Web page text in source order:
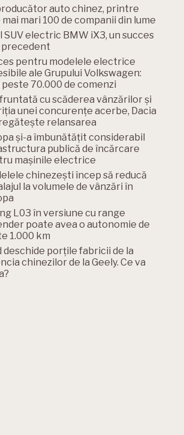
auto chinez, printre
mari 100 de companii din lume
SUV electric BMW iX3, un succes
pentru modelele electrice
ale Grupului Volkswagen:
peste 70.000 de comenzi
cu scăderea vânzărilor și
unei concurențe acerbe, Dacia
relansarea
și-a îmbunătățit considerabil
publică de încărcare
mașinile electrice
chinezești încep să reducă
la volumele de vânzări în
L03 în versiune cu range
poate avea o autonomie de
1.000 km
deschide porțile fabricii de la
chinezilor de la Geely. Ce va